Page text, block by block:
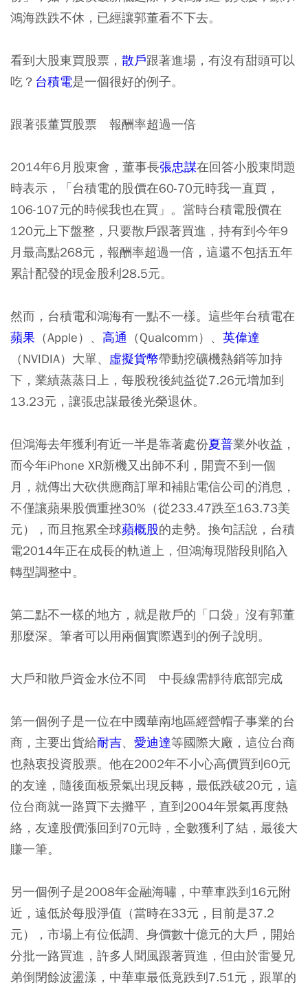
鴻海跌跌不休，已經讓郭董看不下去。
看到大股東買股票， 散戶跟著進場，有沒有甜頭可以
吃？ 台積電是一個很好的例子。
跟著張董買股票 報酬率超過一倍
2014年6月股東會，董事長張忠謀在回答小股東問題
時表示，「台積電的股價在60-70元時我一直買，
106-107元的時候我也在買」。當時台積電股價在
120元上下盤整，只要散戶跟著買進，持有到今年9
月最高點268元，報酬率超過一倍，這還不包括五年
累計配發的現金股利28.5元。
然而，台積電和鴻海有一點不一樣。這些年台積電在
蘋果 （Apple）、 高通 （Qualcomm）、 英偉達
（NVIDIA）大單、 虛擬貨幣帶動挖礦機熱銷等加持
下，業績蒸蒸日上，每股稅後純益從7.26元增加到
13.23元，讓張忠謀最後光榮退休。
但鴻海去年獲利有近一半是靠著處份夏普業外收益，
而今年iPhone XR新機又出師不利，開賣不到一個
月，就傳出大砍供應商訂單和補貼電信公司的消息，
不僅讓蘋果股價重挫30%（從233.47跌至163.73美
元），而且拖累全球蘋概股的走勢。換句話說，台積
電2014年正在成長的軌道上，但鴻海現階段則陷入
轉型調整中。
第二點不一樣的地方，就是散戶的「口袋」沒有郭董
那麼深。筆者可以用兩個實際遇到的例子說明。
大戶和散戶資金水位不同 中長線需靜待底部完成
第一個例子是一位在中國華南地區經營帽子事業的台
商，主要出貨給耐吉、 愛迪達等國際大廠，這位台商
也熱衷投資股票。他在2002年不小心高價買到60元
的友達，隨後面板景氣出現反轉，最低跌破20元，這
位台商就一路買下去攤平，直到2004年景氣再度熱
絡，友達股價漲回到70元時，全數獲利了結，最後大
賺一筆。
另一個例子是2008年金融海嘯，中華車跌到16元附
近，遠低於每股淨值（當時在33元，目前是37.2
元），市場上有位低調、身價數十億元的大戶，開始
分批一路買進，許多人聞風跟著買進，但由於雷曼兄
弟倒閉餘波盪漾，中華車最低竟跌到7.51元，跟單的